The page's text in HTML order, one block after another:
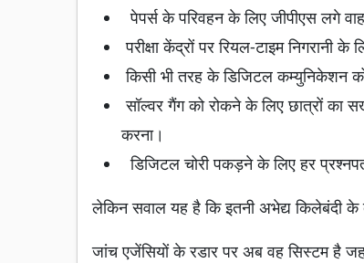
पेपर्स के परिवहन के लिए जीपीएस लगे
परीक्षा केंद्रों पर रियल-टाइम निगरानी
किसी भी तरह के डिजिटल कम्युनिकेशन
सॉल्वर गैंग को रोकने के लिए छात्रों का
करना।
डिजिटल चोरी पकड़ने के लिए हर
लेकिन सवाल यह है कि इतनी अभेद्य किलेबंदी
जांच एजेंसियों के रडार पर अब वह सिस्टम है